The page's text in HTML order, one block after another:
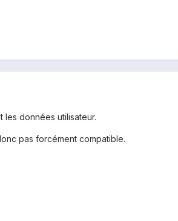
les données utilisateur.
pas forcément compatible.